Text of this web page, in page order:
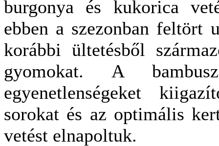
burgonya és kukorica
ebben a szezonban feltört
korábbi ültetésből
gyomokat. A
egyenetlenségeket
sorokat és az optimális
vetést elnapoltuk.